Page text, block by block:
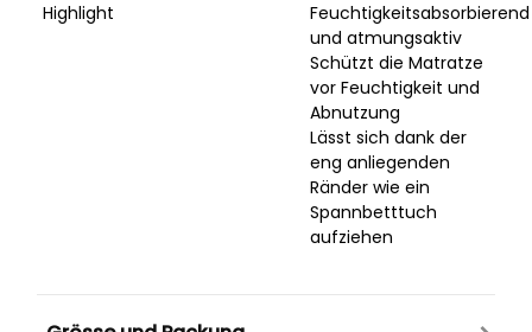
Highlight
Feuchtigkeitsabsorbierend
und atmungsaktiv
Schützt die Matratze
vor Feuchtigkeit und
Abnutzung
Lässt sich dank der
eng anliegenden
Ränder wie ein
Spannbetttuch
aufziehen